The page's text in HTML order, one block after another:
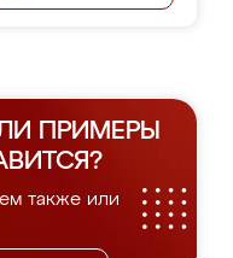
ПРИМЕРЫ
также или